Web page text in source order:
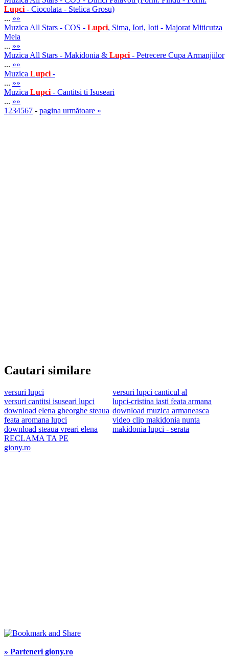
Lupci - Ciocolata - Stelica Grosu)
... »»
Muzica All Stars - COS - Lupci, Sima, Iori, Ioti - Majorat Miticutza
Mela
... »»
Muzica All Stars - Makidonia & Lupci - Petrecere Cupa Armanjiilor
... »»
Muzica Lupci -
... »»
Muzica Lupci - Cantitsi ti Isuseari
... »»
1 234567 - pagina următoare »
Cautari similare
versuri lupci
versuri lupci canticul al
versuri cantitsi isuseari lupci
lupci-cristina iasti feata armana
download elena gheorghe steaua download muzica armaneasca
feata aromana lupci
video clip makidonia nunta
download steaua vreari elena
makidonia lupci - serata
RECLAMA TA PE
giony.ro
» Parteneri giony.ro